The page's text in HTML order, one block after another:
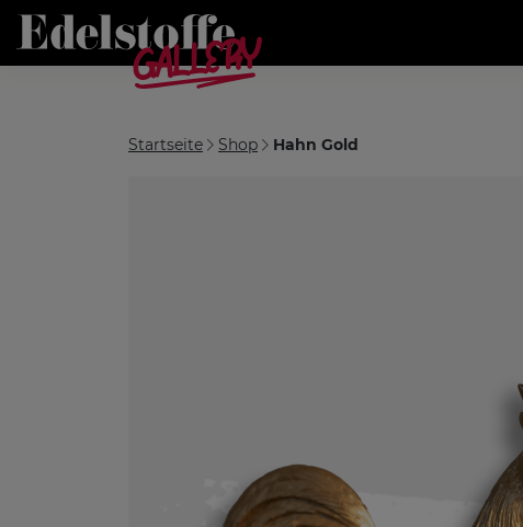
Startseite Shop Hahn Gold